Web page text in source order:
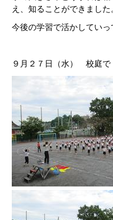
え、知ることができました
今後の学習で活かしていっ
９月２７日（水） 校庭で